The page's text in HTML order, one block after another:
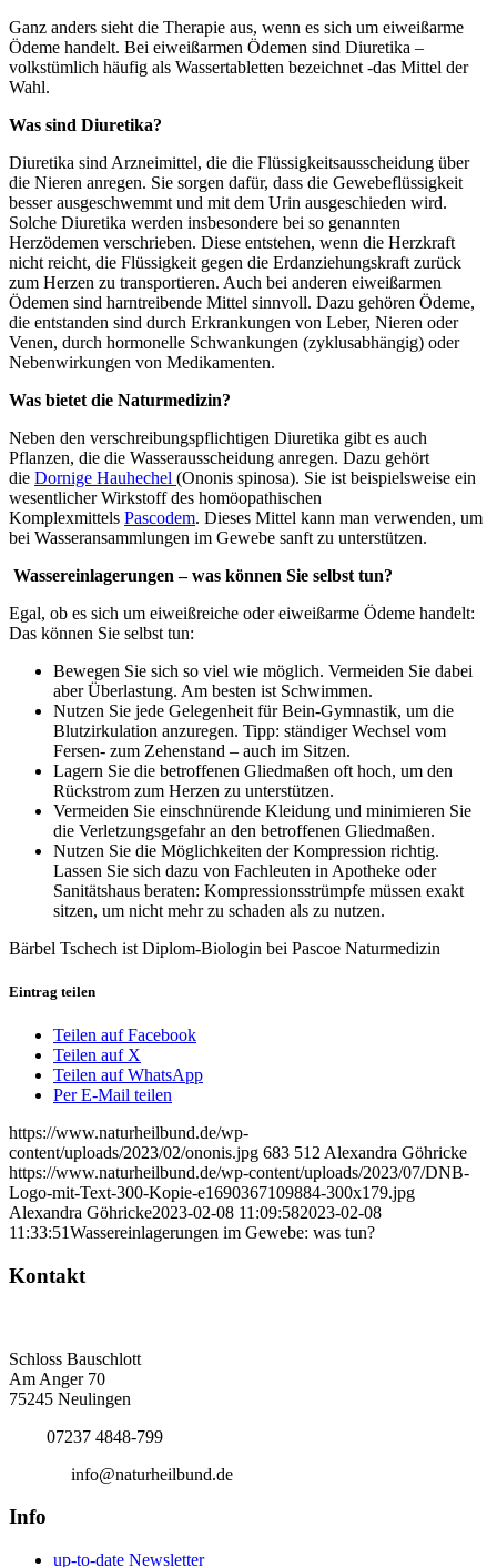
Ganz anders sieht die Therapie aus, wenn es sich um eiweißarme
Ödeme handelt. Bei eiweißarmen Ödemen sind Diuretika –
volkstümlich häufig als Wassertabletten bezeichnet -das Mittel der
Wahl.
Was sind Diuretika?
Diuretika sind Arzneimittel, die die Flüssigkeitsausscheidung über
die Nieren anregen. Sie sorgen dafür, dass die Gewebeflüssigkeit
besser ausgeschwemmt und mit dem Urin ausgeschieden wird.
Solche Diuretika werden insbesondere bei so genannten
Herzödemen verschrieben. Diese entstehen, wenn die Herzkraft
nicht reicht, die Flüssigkeit gegen die Erdanziehungskraft zurück
zum Herzen zu transportieren. Auch bei anderen eiweißarmen
Ödemen sind harntreibende Mittel sinnvoll. Dazu gehören Ödeme,
die entstanden sind durch Erkrankungen von Leber, Nieren oder
Venen, durch hormonelle Schwankungen (zyklusabhängig) oder
Nebenwirkungen von Medikamenten.
Was bietet die Naturmedizin?
Neben den verschreibungspflichtigen Diuretika gibt es auch
Pflanzen, die die Wasserausscheidung anregen. Dazu gehört
die Dornige Hauhechel (Ononis spinosa). Sie ist beispielsweise ein
wesentlicher Wirkstoff des homöopathischen
Komplexmittels Pascodem. Dieses Mittel kann man verwenden, um
bei Wasseransammlungen im Gewebe sanft zu unterstützen.
Wassereinlagerungen – was können Sie selbst tun?
Egal, ob es sich um eiweißreiche oder eiweißarme Ödeme handelt:
Das können Sie selbst tun:
Bewegen Sie sich so viel wie möglich. Vermeiden Sie dabei
aber Überlastung. Am besten ist Schwimmen.
Nutzen Sie jede Gelegenheit für Bein-Gymnastik, um die
Blutzirkulation anzuregen. Tipp: ständiger Wechsel vom
Fersen- zum Zehenstand – auch im Sitzen.
Lagern Sie die betroffenen Gliedmaßen oft hoch, um den
Rückstrom zum Herzen zu unterstützen.
Vermeiden Sie einschnürende Kleidung und minimieren Sie
die Verletzungsgefahr an den betroffenen Gliedmaßen.
Nutzen Sie die Möglichkeiten der Kompression richtig.
Lassen Sie sich dazu von Fachleuten in Apotheke oder
Sanitätshaus beraten: Kompressionsstrümpfe müssen exakt
sitzen, um nicht mehr zu schaden als zu nutzen.
Bärbel Tschech ist Diplom-Biologin bei Pascoe Naturmedizin
Eintrag teilen
Teilen auf Facebook
Teilen auf X
Teilen auf WhatsApp
Per E-Mail teilen
https://www.naturheilbund.de/wp-
content/uploads/2023/02/ononis.jpg 683 512 Alexandra Göhricke
https://www.naturheilbund.de/wp-content/uploads/2023/07/DNB-
Logo-mit-Text-300-Kopie-e1690367109884-300x179.jpg
Alexandra Göhricke2023-02-08 11:09:582023-02-08
11:33:51Wassereinlagerungen im Gewebe: was tun?
Kontakt
Schloss Bauschlott
Am Anger 70
75245 Neulingen
07237 4848-799
info@naturheilbund.de
Info
up-to-date Newsletter